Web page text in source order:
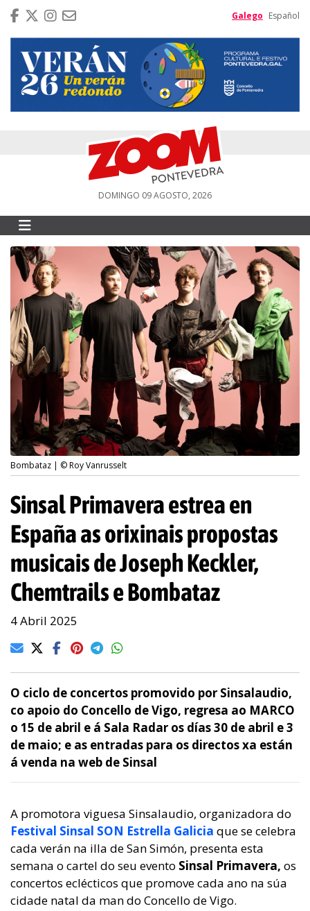
Galego Español
DOMINGO 09 AGOSTO, 2026
Bombataz | © Roy Vanrusselt
Sinsal Primavera estrea en
España as orixinais propostas
musicais de Joseph Keckler,
Chemtrails e Bombataz
4 Abril 2025
O ciclo de concertos promovido por Sinsalaudio,
co apoio do Concello de Vigo, regresa ao MARCO
o 15 de abril e á Sala Radar os días 30 de abril e 3
de maio; e as entradas para os directos xa están
á venda na web de Sinsal
A promotora viguesa Sinsalaudio, organizadora do
Festival Sinsal SON Estrella Galicia que se celebra
cada verán na illa de San Simón, presenta esta
semana o cartel do seu evento Sinsal Primavera, os
concertos eclécticos que promove cada ano na súa
cidade natal da man do Concello de Vigo.